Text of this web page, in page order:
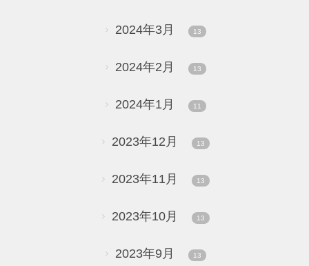
2024年3月 13
2024年2月 13
2024年1月 11
2023年12月 13
2023年11月 13
2023年10月 13
2023年9月 13